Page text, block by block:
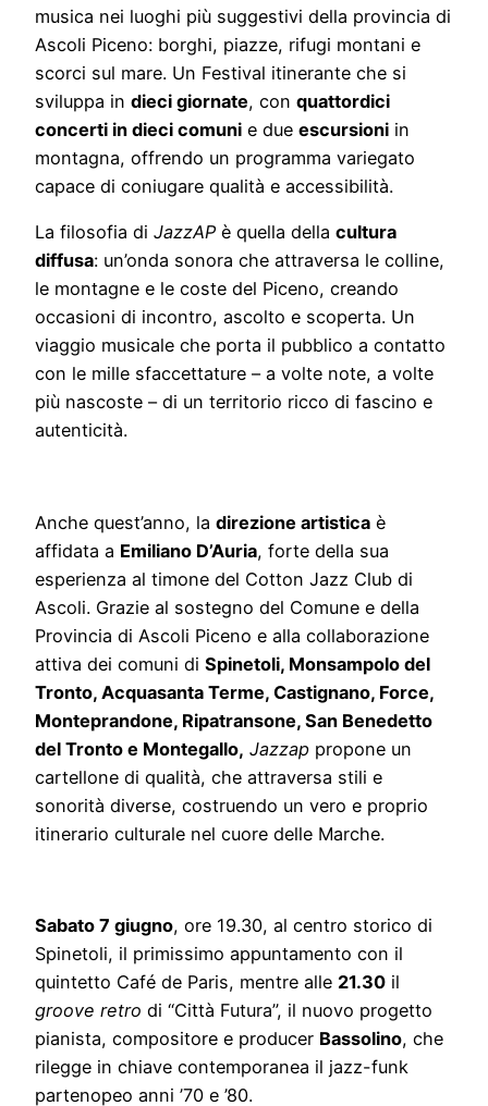
musica nei luoghi più suggestivi della provincia di
Ascoli Piceno: borghi, piazze, rifugi montani e
scorci sul mare. Un Festival itinerante che si
sviluppa in dieci giornate, con quattordici
concerti in dieci comuni e due escursioni in
montagna, offrendo un programma variegato
capace di coniugare qualità e accessibilità.
La filosofia di JazzAP è quella della cultura
diffusa: un’onda sonora che attraversa le colline,
le montagne e le coste del Piceno, creando
occasioni di incontro, ascolto e scoperta. Un
viaggio musicale che porta il pubblico a contatto
con le mille sfaccettature – a volte note, a volte
più nascoste – di un territorio ricco di fascino e
autenticità.
Anche quest’anno, la direzione artistica è
affidata a Emiliano D’Auria, forte della sua
esperienza al timone del Cotton Jazz Club di
Ascoli. Grazie al sostegno del Comune e della
Provincia di Ascoli Piceno e alla collaborazione
attiva dei comuni di Spinetoli, Monsampolo del
Tronto, Acquasanta Terme, Castignano, Force,
Monteprandone, Ripatransone, San Benedetto
del Tronto e Montegallo, Jazzap propone un
cartellone di qualità, che attraversa stili e
sonorità diverse, costruendo un vero e proprio
itinerario culturale nel cuore delle Marche.
Sabato 7 giugno, ore 19.30, al centro storico di
Spinetoli, il primissimo appuntamento con il
quintetto Café de Paris, mentre alle 21.30 il
groove retro di “Città Futura”, il nuovo progetto
pianista, compositore e producer Bassolino, che
rilegge in chiave contemporanea il jazz-funk
partenopeo anni ’70 e ’80.